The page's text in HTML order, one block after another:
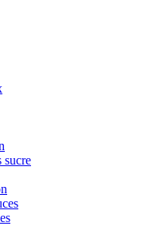
sucre